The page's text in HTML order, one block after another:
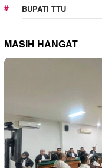
BUPATI TTU
MASIH HANGAT